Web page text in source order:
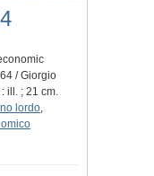
/ Giorgio
ill. ; 21 cm.
lordo,